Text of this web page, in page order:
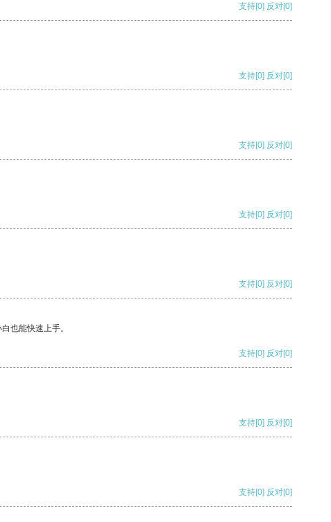
支持[0] 反对[0]
支持[0] 反对[0]
支持[0] 反对[0]
支持[0] 反对[0]
支持[0] 反对[0]
也能快速上手。
支持[0] 反对[0]
支持[0] 反对[0]
支持[0] 反对[0]